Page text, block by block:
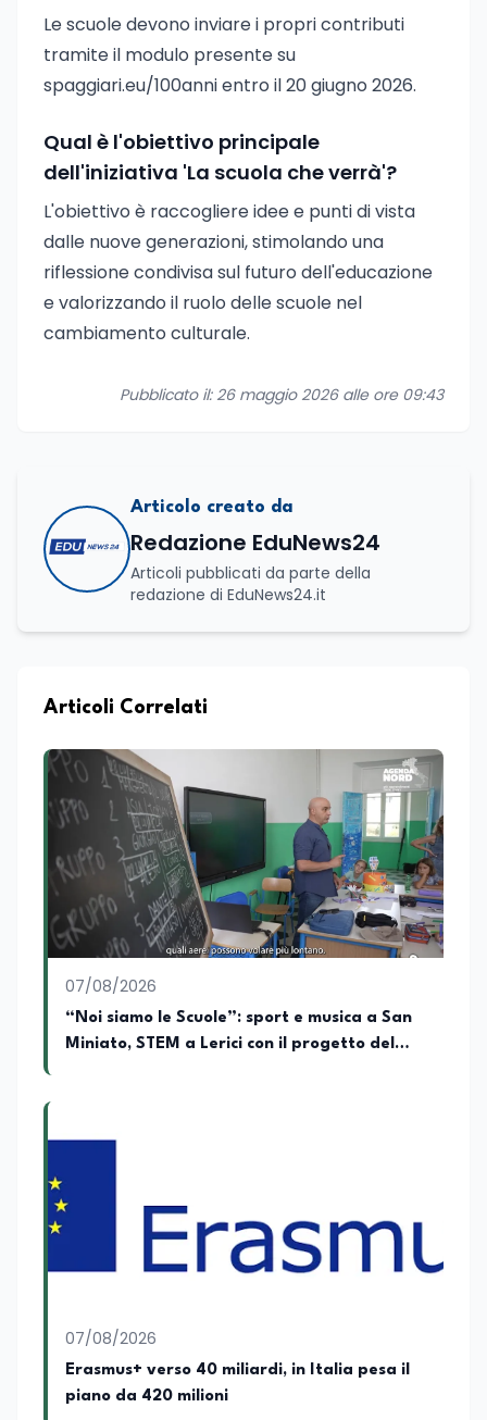
Le scuole devono inviare i propri contributi
tramite il modulo presente su
spaggiari.eu/100anni entro il 20 giugno 2026.
Qual è l'obiettivo principale
dell'iniziativa 'La scuola che verrà'?
L'obiettivo è raccogliere idee e punti di vista
dalle nuove generazioni, stimolando una
riflessione condivisa sul futuro dell'educazione
e valorizzando il ruolo delle scuole nel
cambiamento culturale.
Pubblicato il: 26 maggio 2026 alle ore 09:43
Articolo creato da
Redazione EduNews24
Articoli pubblicati da parte della
redazione di EduNews24.it
Articoli Correlati
07/08/2026
“Noi siamo le Scuole”: sport e musica a San
Miniato, STEM a Lerici con il progetto del
07/08/2026
Erasmus+ verso 40 miliardi, in Italia pesa il
piano da 420 milioni